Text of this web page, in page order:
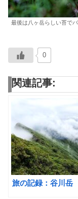
最後は八ヶ岳らしい苔で
0
関連記事:
旅の記録：谷川岳